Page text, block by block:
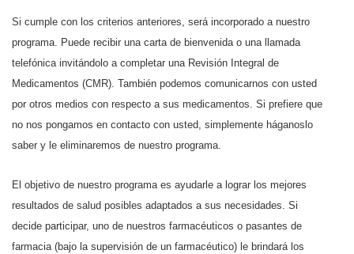
Si cumple con los criterios anteriores, será incorporado a nuestro
programa. Puede recibir una carta de bienvenida o una llamada
telefónica invitándolo a completar una Revisión Integral de
Medicamentos (CMR). También podemos comunicarnos con usted
por otros medios con respecto a sus medicamentos. Si prefiere que
no nos pongamos en contacto con usted, simplemente háganoslo
saber y le eliminaremos de nuestro programa.
El objetivo de nuestro programa es ayudarle a lograr los mejores
resultados de salud posibles adaptados a sus necesidades. Si
decide participar, uno de nuestros farmacéuticos o pasantes de
farmacia (bajo la supervisión de un farmacéutico) le brindará los